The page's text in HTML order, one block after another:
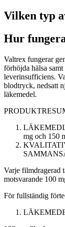
Vilken typ
Hur
Valtrex fungerar
förhöjda hälsa
leverinsufficiens.
blodtryck, nedsatt
läkemedel.
mg och 150
Varje filmdragerad
motsvarande 100
För fullständig